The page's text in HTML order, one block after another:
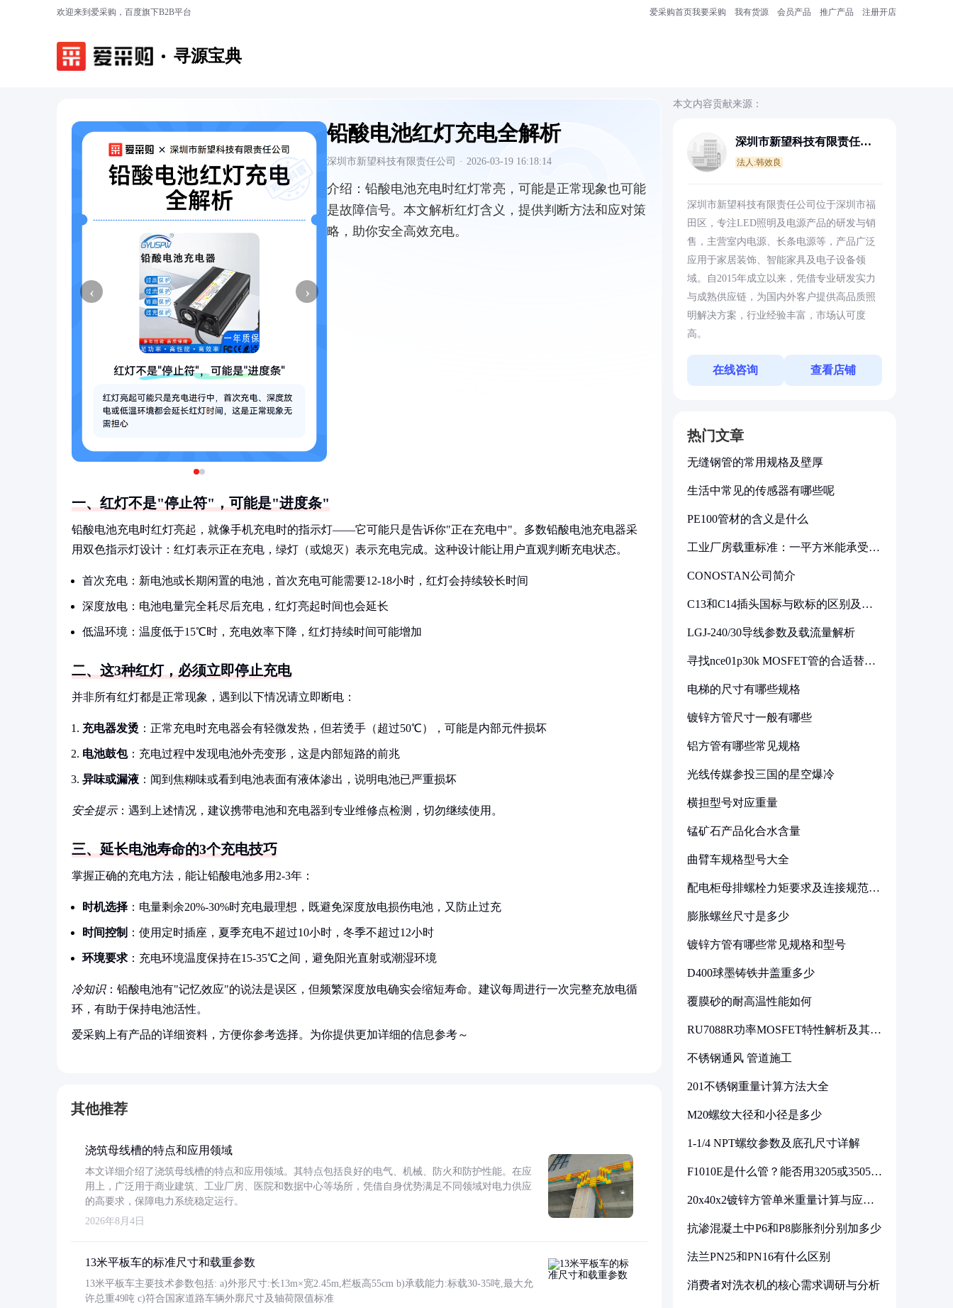
欢迎来到爱采购，百度旗下B2B平台 爱采购首页我要采购 我有货源 会员产品 推广产品 注册开店
寻源宝典
‹ ›
铅酸电池红灯充电全解析
深圳市新望科技有限责任公司 · 2026-03-19 16:18:14
介绍： 铅酸电池充电时红灯常亮，可能是正常现象也可能
是故障信号。本文解析红灯含义，提供判断方法和应对策
略，助你安全高效充电。
一、红灯不是"停止符"，可能是"进度条"
铅酸电池充电时红灯亮起，就像手机充电时的指示灯——它可能只是告诉你"正在充电中"。多数铅酸电池充电器采
用双色指示灯设计：红灯表示正在充电，绿灯（或熄灭）表示充电完成。这种设计能让用户直观判断充电状态。
首次充电：新电池或长期闲置的电池，首次充电可能需要12-18小时，红灯会持续较长时间
深度放电：电池电量完全耗尽后充电，红灯亮起时间也会延长
低温环境：温度低于15℃时，充电效率下降，红灯持续时间可能增加
二、这3种红灯，必须立即停止充电
并非所有红灯都是正常现象，遇到以下情况请立即断电：
充电器发烫 ：正常充电时充电器会有轻微发热，但若烫手（超过50℃），可能是内部元件损坏
电池鼓包：充电过程中发现电池外壳变形，这是内部短路的前兆
异味或漏液 ：闻到焦糊味或看到电池表面有液体渗出，说明电池已严重损坏
安全提示：遇到上述情况，建议携带电池和充电器到专业维修点检测，切勿继续使用。
三、延长电池寿命的3个充电技巧
掌握正确的充电方法，能让铅酸电池多用2-3年：
时机选择 ：电量剩余20%-30%时充电最理想，既避免深度放电损伤电池，又防止过充
时间控制 ：使用定时插座，夏季充电不超过10小时，冬季不超过12小时
环境要求 ：充电环境温度保持在15-35℃之间，避免阳光直射或潮湿环境
冷知识：铅酸电池有"记忆效应"的说法是误区，但频繁深度放电确实会缩短寿命。建议每周进行一次完整充放电循
环，有助于保持电池活性。
爱采购上有产品的详细资料，方便你参考选择。为你提供更加详细的信息参考～
其他推荐
浇筑母线槽的特点和应用领域
本文详细介绍了浇筑母线槽的特点和应用领域。其特点包括良好的电气、机械、防火和防护性能。在应
用上，广泛用于商业建筑、工业厂房、医院和数据中心等场所，凭借自身优势满足不同领域对电力供应
的高要求，保障电力系统稳定运行。
2026年8月4日
13米平板车的标准尺寸和载重参数
13米平板车主要技术参数包括: a)外形尺寸:长13m×宽2.45m,栏板高55cm b)承载能力:标载30-35吨,最大允
许总重49吨 c)符合国家道路车辆外廓尺寸及轴荷限值标准
本文内容贡献来源：
深圳市新望科技有限责任公
法人:韩效良
深圳市新望科技有限责任公司位于深圳市福
田区，专注LED照明及电源产品的研发与销
售，主营室内电源、长条电源等，产品广泛
应用于家居装饰、智能家具及电子设备领
域。自2015年成立以来，凭借专业研发实力
与成熟供应链，为国内外客户提供高品质照
明解决方案，行业经验丰富，市场认可度
高。
在线咨询 查看店铺
热门文章
无缝钢管的常用规格及壁厚
生活中常见的传感器有哪些呢
PE100管材的含义是什么
工业厂房载重标准：一平方米能承受多
CONOSTAN公司简介
C13和C14插头国标与欧标的区别及其
LGJ-240/30导线参数及载流量解析
寻找nce01p30k MOSFET管的合适替代
电梯的尺寸有哪些规格
镀锌方管尺寸一般有哪些
铝方管有哪些常见规格
光线传媒参投三国的星空爆冷
横担型号对应重量
锰矿石产品化合水含量
曲臂车规格型号大全
配电柜母排螺栓力矩要求及连接规范详
膨胀螺丝尺寸是多少
镀锌方管有哪些常见规格和型号
D400球墨铸铁井盖重多少
覆膜砂的耐高温性能如何
RU7088R功率MOSFET特性解析及其在
不锈钢通风 管道施工
201不锈钢重量计算方法大全
M20螺纹大径和小径是多少
1-1/4 NPT螺纹参数及底孔尺寸详解
F1010E是什么管？能否用3205或3505代
20x40x2镀锌方管单米重量计算与应用
抗渗混凝土中P6和P8膨胀剂分别加多少
法兰PN25和PN16有什么区别
消费者对洗衣机的核心需求调研与分析